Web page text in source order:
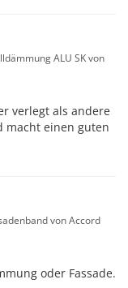
ALU SK von
verlegt als andere
macht einen guten
von Accord
oder Fassade.